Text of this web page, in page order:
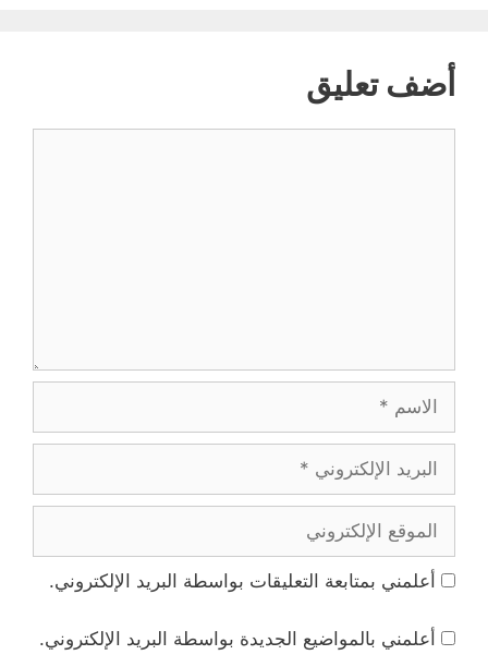
أضف تعليق
الإلكتروني
الإلكتروني
أعلمني بمتابعة التعليقات بواسطة البريد الإلكتروني.
أعلمني بالمواضيع الجديدة بواسطة البريد الإلكتروني.